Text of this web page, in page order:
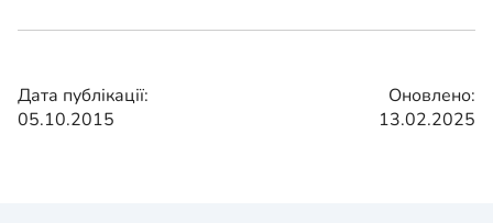
Дата публікації:
05.10.2015
Оновлено:
13.02.2025